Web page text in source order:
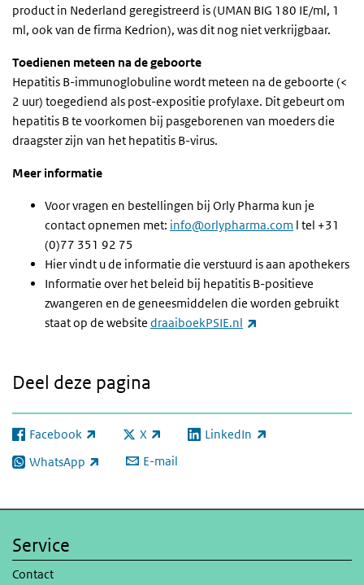
product in Nederland geregistreerd is (UMAN BIG 180 IE/ml, 1
ml, ook van de firma Kedrion), was dit nog niet verkrijgbaar.
Toedienen meteen na de geboorte
Hepatitis B-immunoglobuline wordt meteen na de geboorte (<
2 uur) toegediend als post-expositie profylaxe. Dit gebeurt om
hepatitis B te voorkomen bij pasgeborenen van moeders die
draagster zijn van het hepatitis B-virus.
Meer informatie
Voor vragen en bestellingen bij Orly Pharma kun je
contact opnemen met: info@orlypharma.com l tel +31
(0)77 351 92 75
Hier vindt u de informatie die verstuurd is aan apothekers
Informatie over het beleid bij hepatitis B-positieve
zwangeren en de geneesmiddelen die worden gebruikt
staat op de website draaiboekPSIE.nl
Deel deze pagina
Facebook
(externe link) X
(externe link) LinkedIn
(externe link)
WhatsApp
(externe link) E-mail
Service
Contact